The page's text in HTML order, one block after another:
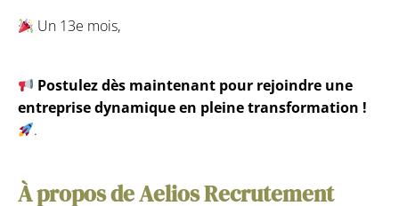
Un 13e mois,
Postulez dès maintenant pour rejoindre une
entreprise dynamique en pleine transformation !
.
À propos de Aelios Recrutement